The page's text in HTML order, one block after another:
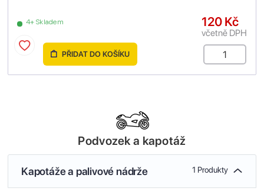
4+ Skladem 120 Kč
včetně DPH
PŘIDAT DO KOŠÍKU
Podvozek a kapotáž
Kapotáže a palivové nádrže 1 Produkty